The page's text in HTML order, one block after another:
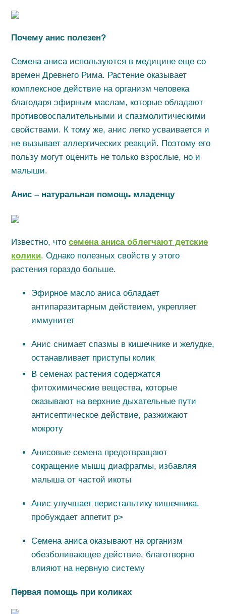
Почему анис полезен?
Семена аниса используются в медицине еще со
времен Древнего Рима. Растение оказывает
комплексное действие на организм человека
благодаря эфирным маслам, которые обладают
противовоспалительными и спазмолитическими
свойствами. К тому же, анис легко усваивается и
не вызывает аллергических реакций. Поэтому его
пользу могут оценить не только взрослые, но и
малыши.
Анис – натуральная помощь младенцу
Известно, чтосемена аниса облегчают детские
колики. Однако полезных свойств у этого
растения гораздо больше.
Эфирное масло аниса обладает
антипаразитарным действием, укрепляет
иммунитет
Анис снимает спазмы в кишечнике и желудке,
останавливает приступы колик
В семенах растения содержатся
фитохимические вещества, которые
оказывают на верхние дыхательные пути
антисептическое действие, разжижают
мокроту
Анисовые семена предотвращают
сокращение мышц диафрагмы, избавляя
малыша от частой икоты
Анис улучшает перистальтику кишечника,
пробуждает аппетит p>
Семена аниса оказывают на организм
обезболивающее действие, благотворно
влияют на нервную систему
Первая помощь при коликах